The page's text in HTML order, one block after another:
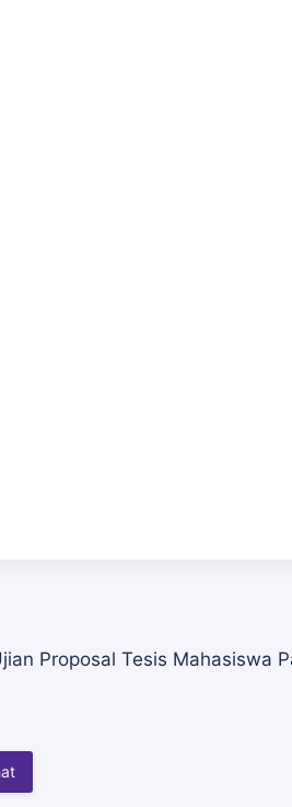
Proposal Tesis Mahasiswa